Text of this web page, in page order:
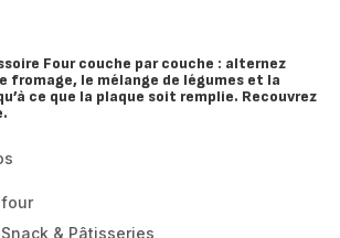
Four couche par couche : alternez
fromage, le mélange de légumes et la
ce que la plaque soit remplie. Recouvrez
& Pâtisseries